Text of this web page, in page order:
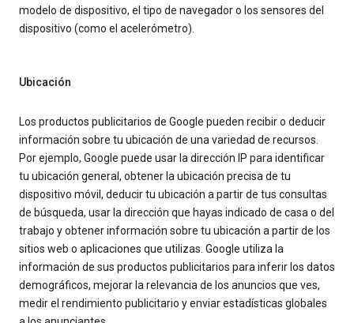
modelo de dispositivo, el tipo de navegador o los sensores del
dispositivo (como el acelerómetro).
Ubicación
Los productos publicitarios de Google pueden recibir o deducir
información sobre tu ubicación de una variedad de recursos.
Por ejemplo, Google puede usar la dirección IP para identificar
tu ubicación general, obtener la ubicación precisa de tu
dispositivo móvil, deducir tu ubicación a partir de tus consultas
de búsqueda, usar la dirección que hayas indicado de casa o del
trabajo y obtener información sobre tu ubicación a partir de los
sitios web o aplicaciones que utilizas. Google utiliza la
información de sus productos publicitarios para inferir los datos
demográficos, mejorar la relevancia de los anuncios que ves,
medir el rendimiento publicitario y enviar estadísticas globales